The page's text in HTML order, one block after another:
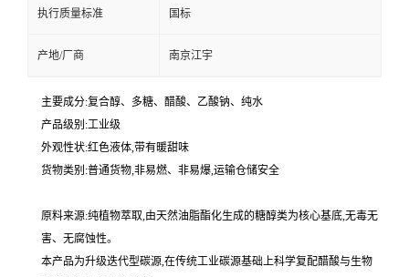
执行质量标准 国标
产地/厂商 南京江宇
主要成分:复合醇、多糖、醋酸、乙酸钠、纯水
产品级别:工业级
外观性状:红色液体,带有暖甜味
货物类别:普通货物,非易燃、非易爆,运输仓储安全
原料来源:纯植物萃取,由天然油脂酯化生成的糖醇类为核心基底,无毒无
害、无腐蚀性。
本产品为升级迭代型碳源,在传统工业碳源基础上科学复配醋酸与生物